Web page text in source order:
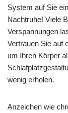
System auf Sie
Nachtruhe! Viele
Verspannungen
Vertrauen Sie auf
um Ihren Körper
wenig erholen.
Anzeichen wie